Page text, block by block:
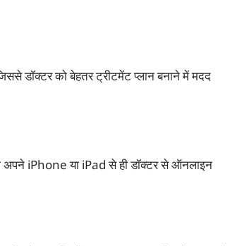
डॉक्टर को बेहतर ट्रीटमेंट प्लान बनाने में मदद
iPhone या iPad से ही डॉक्टर से ऑनलाइन